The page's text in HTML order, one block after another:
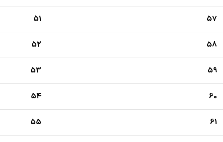
57
51
58
52
59
53
60
54
61
55